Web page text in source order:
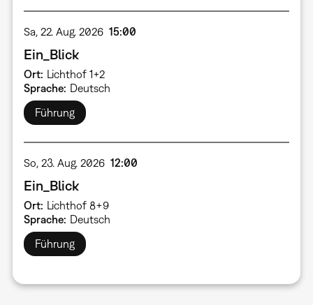
Sa, 22. Aug. 2026 15:00
Ein_Blick
Ort Lichthof 1+2
Sprache Deutsch
Führung
So, 23. Aug. 2026 12:00
Ein_Blick
Ort Lichthof 8+9
Sprache Deutsch
Führung